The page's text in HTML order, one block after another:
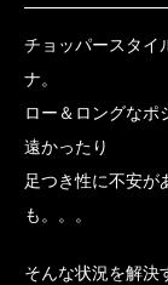
チョッパースタイ
ナ。
ロー＆ロングな
遠かったり
足つき性に不安が
も。。。
そんな状況を解決